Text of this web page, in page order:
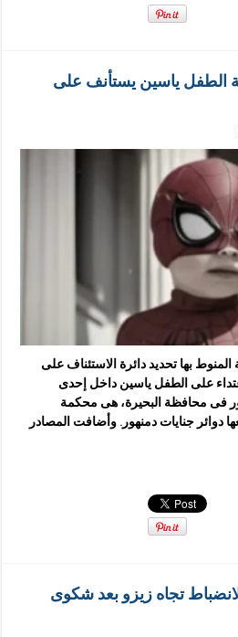
الطفل ياسين يستأنف على
بها تحديد دائرة الاستئناف على
على الطفل ياسين داخل إحدى
فى محافظة البحيرة، هى محكمة
دوائر جنايات دمنهور. وأضافت المصادر
تجاه زيزو بعد شكوى